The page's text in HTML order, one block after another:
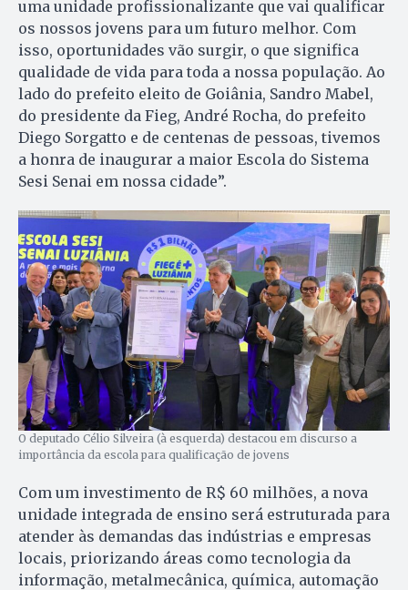
uma unidade profissionalizante que vai qualificar
os nossos jovens para um futuro melhor. Com
isso, oportunidades vão surgir, o que significa
qualidade de vida para toda a nossa população. Ao
lado do prefeito eleito de Goiânia, Sandro Mabel,
do presidente da Fieg, André Rocha, do prefeito
Diego Sorgatto e de centenas de pessoas, tivemos
a honra de inaugurar a maior Escola do Sistema
Sesi Senai em nossa cidade”.
O deputado Célio Silveira (à esquerda) destacou em discurso a
importância da escola para qualificação de jovens
Com um investimento de R$ 60 milhões, a nova
unidade integrada de ensino será estruturada para
atender às demandas das indústrias e empresas
locais, priorizando áreas como tecnologia da
informação, metalmecânica, química, automação